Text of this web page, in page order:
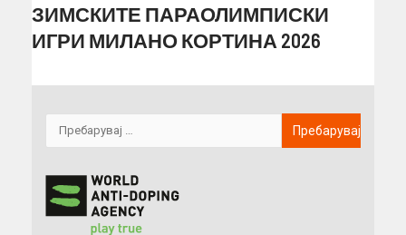
ЗИМСКИТЕ ПАРАОЛИМПИСКИ
ИГРИ МИЛАНО КОРТИНА 2026